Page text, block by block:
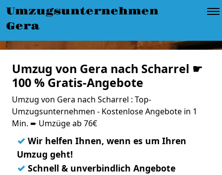
Umzugsunternehmen
Gera
Umzug von Gera nach Scharrel ☛
100 % Gratis-Angebote
Umzug von Gera nach Scharrel : Top-
Umzugsunternehmen - Kostenlose Angebote in 1
Min. ➨ Umzüge ab 76€
✓ Wir helfen Ihnen, wenn es um Ihren
Umzug geht!
✓ Schnell & unverbindlich Angebote